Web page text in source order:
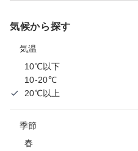
気候から探す
気温
10℃以下
10-20℃
20℃以上
季節
春